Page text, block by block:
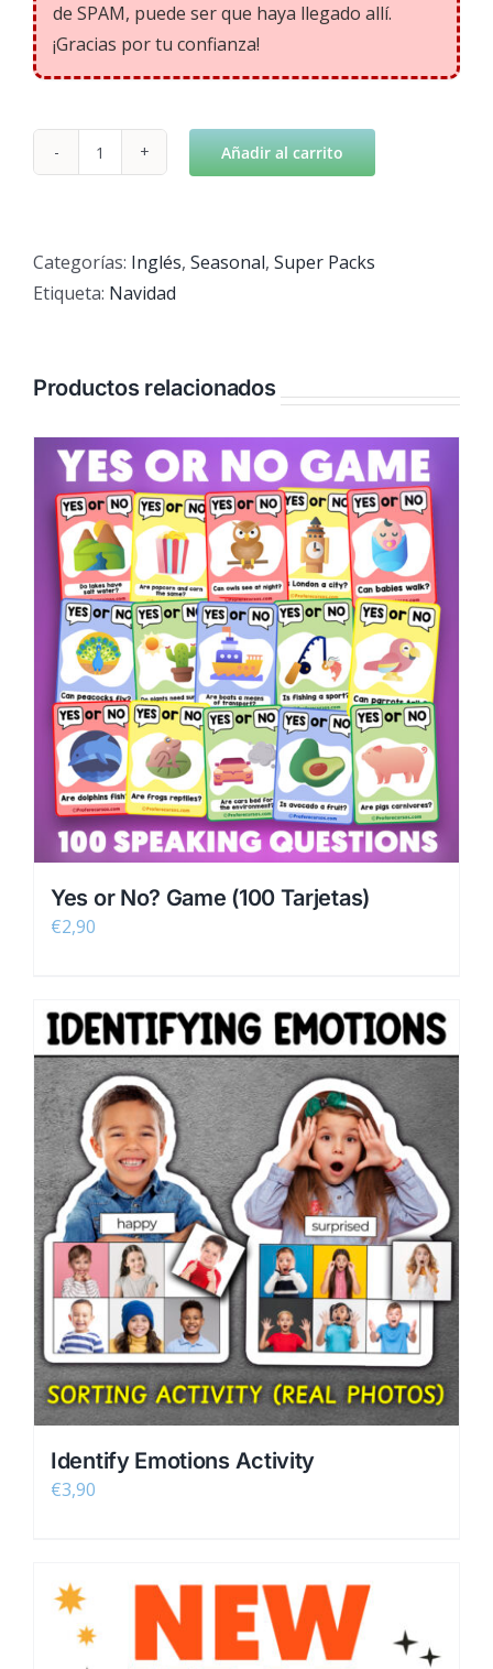
de SPAM, puede ser que haya llegado allí.
¡Gracias por tu confianza!
Super
cantidad
Añadir al carrito
Categorías: Inglés, Seasonal, Super Packs
Etiqueta: Navidad
Productos relacionados
Yes or No? Game (100 Tarjetas)
€2,90
Identify Emotions Activity
€3,90